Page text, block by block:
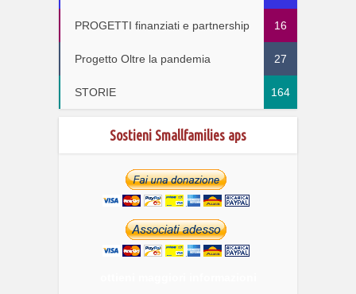
PROGETTI finanziati e partnership 16
Progetto Oltre la pandemia 27
STORIE 164
Sostieni Smallfamilies aps